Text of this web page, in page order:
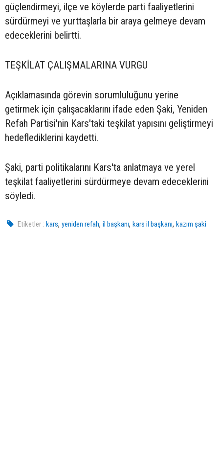
güçlendirmeyi, ilçe ve köylerde parti faaliyetlerini
sürdürmeyi ve yurttaşlarla bir araya gelmeye devam
edeceklerini belirtti.
TEŞKİLAT ÇALIŞMALARINA VURGU
Açıklamasında görevin sorumluluğunu yerine
getirmek için çalışacaklarını ifade eden Şaki, Yeniden
Refah Partisi'nin Kars'taki teşkilat yapısını geliştirmeyi
hedeflediklerini kaydetti.
Şaki, parti politikalarını Kars'ta anlatmaya ve yerel
teşkilat faaliyetlerini sürdürmeye devam edeceklerini
söyledi.
Etiketler : kars,yeniden refah,il başkanı,kars il başkanı,kazım şaki